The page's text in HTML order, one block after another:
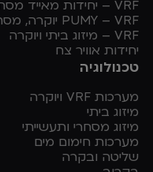
אקסלוסיב מיזוג
הצג עוד
אר.די מקסימוס
הצג עוד
אראל
הצג עוד
VRF – יחידות מאייד מסחריות ויוקרה
PUMY – VRF יוקרה, מסחרי וביתי
VRF – מיזוג ביתי ויוקרה
יחידות אוויר צח
טכנולוגיה
מערכות VRF ויוקרה
מיזוג ביתי
מיזוג מסחרי ותעשייתי
מערכות חימום מים
שליטה ובקרה